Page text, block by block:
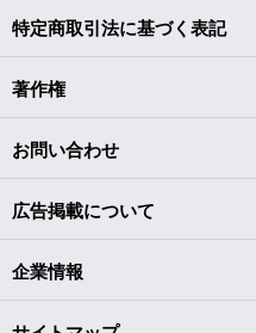
特定商取引法に基づく表記
著作権
お問い合わせ
広告掲載について
企業情報